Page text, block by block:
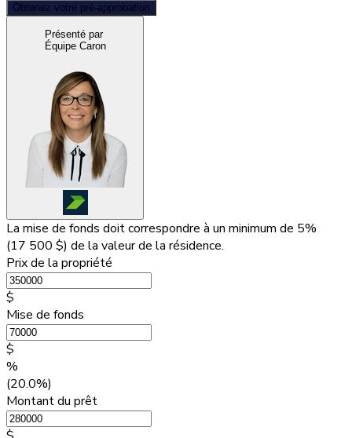
Obtenez votre pré-approbation
Présenté par
Équipe Caron
La mise de fonds doit correspondre à un minimum de 5%
(17 500 $) de la valeur de la résidence.
Prix de la propriété
$
Mise de fonds
$
%
(20.0%)
Montant du prêt